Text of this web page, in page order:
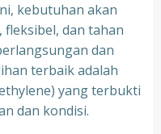
kebutuhan akan
dan tahan
dan
terbaik adalah
yang terbukti
dan kondisi.